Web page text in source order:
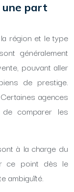
une part
région et le type
généralement
pouvant aller
de prestige.
agences
comparer les
à la charge du
ce point dès le
ambiguïté.